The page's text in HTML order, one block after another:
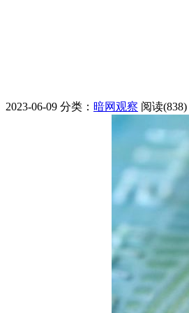
2023-06-09 分类： 暗网观察 阅读(838)